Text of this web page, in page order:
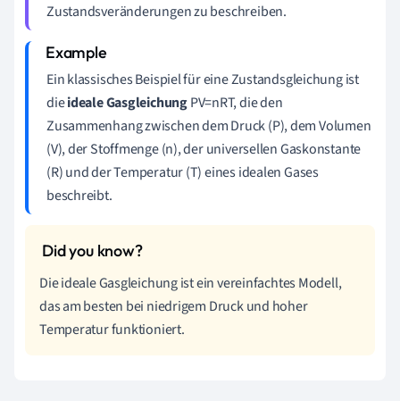
Zustandsveränderungen zu beschreiben.
Ein klassisches Beispiel für eine Zustandsgleichung ist
dieideale GasgleichungPV=nRT, die den
Zusammenhang zwischen dem Druck (P), dem Volumen
(V), der Stoffmenge (n), der universellen Gaskonstante
(R) und der Temperatur (T) eines idealen Gases
beschreibt.
Die ideale Gasgleichung ist ein vereinfachtes Modell,
das am besten bei niedrigem Druck und hoher
Temperatur funktioniert.